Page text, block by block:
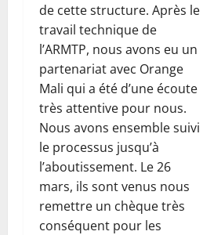
de cette structure. Après le
travail technique de
l’ARMTP, nous avons eu un
partenariat avec Orange
Mali qui a été d’une écoute
très attentive pour nous.
Nous avons ensemble suivi
le processus jusqu’à
l’aboutissement. Le 26
mars, ils sont venus nous
remettre un chèque très
conséquent pour les